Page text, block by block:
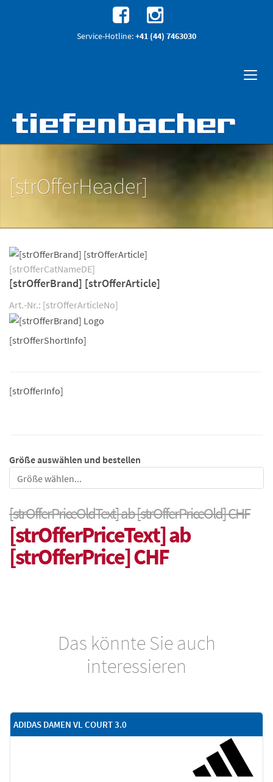
Service-Hotline:+41 (44) 7463030
[strOfferHeader]
[strOfferCatNameDE]
[strOfferBrand] [strOfferArticle]
Art.-Nr.: [strOfferArticleNo]
[strOfferShortInfo]
[strOfferInfo]
Größe auswählen und bestellen
Größe
[strOfferPriceOldText] ab [strOfferPriceOld] CHF
[strOfferPriceText] ab
[strOfferPrice] CHF
Das könnte Sie auch
interessieren
ADIDAS DAMEN VL COURT 3.0